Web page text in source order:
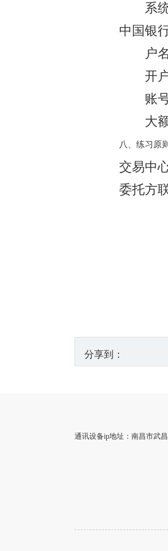
系
中国银
户名
开
账
大
八、练习原则
交易中
委托方
分享到：
通讯设备ip地址：南昌市武